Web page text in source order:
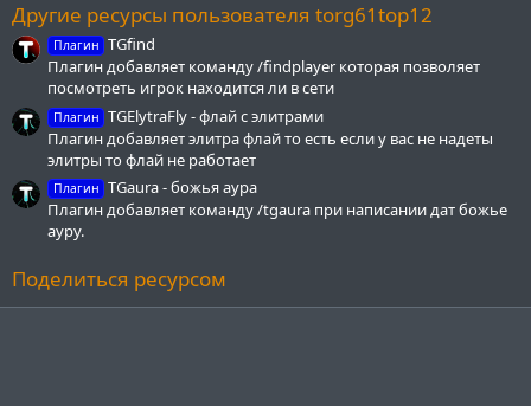
Другие ресурсы пользователя torg61top12
Плагин TGfind
Плагин добавляет команду /findplayer которая позволяет
посмотреть игрок находится ли в сети
Плагин TGElytraFly - флай с элитрами
Плагин добавляет элитра флай то есть если у вас не надеты
элитры то флай не работает
Плагин TGaura - божья аура
Плагин добавляет команду /tgaura при написании дат божье
ауру.
Поделиться ресурсом